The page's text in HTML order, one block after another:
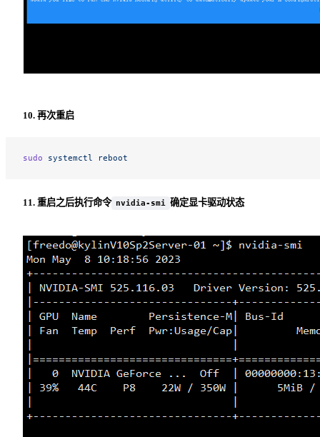
10. 再次重启
sudo systemctl reboot
11. 重启之后执行命令 nvidia-smi 确定显卡驱动状态